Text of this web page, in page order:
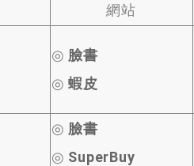
網站
◎ 臉書
◎蝦皮
◎ 臉書
◎ SuperBuy